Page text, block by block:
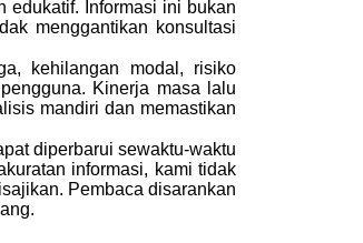
edukatif. Informasi ini bukan
menggantikan konsultasi
kehilangan modal, risiko
Kinerja masa lalu
mandiri dan memastikan
diperbarui sewaktu-waktu
informasi, kami tidak
Pembaca disarankan